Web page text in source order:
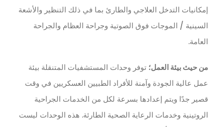
إمكانيات التدخل العلاجي والطارئ بما في ذلك التنظير والأشعة
السينية / الموجات فوق الصوتية وجراحة العظام والجراحة
العامة.
من حيث بيئة العمل؛ توفر وحدات المستشفيات المتنقلة بيئة
عمل عالية الجودة وآمنة للأفراد الطبيين العسكريين في وقت
قصير جدًا ويتم إعدادها بسرعة لكل من الخدمات الجراحية
الروتينية وخدمات الرعاية الصحية الطارئة. هذه الوحدات ليست